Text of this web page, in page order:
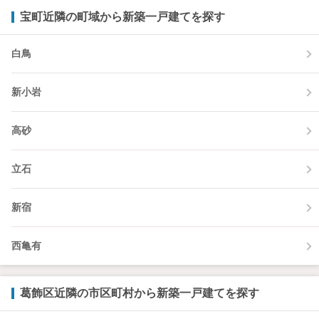
宝町近隣の町域から新築一戸建てを探す
白鳥
新小岩
高砂
立石
新宿
西亀有
葛飾区近隣の市区町村から新築一戸建てを探す